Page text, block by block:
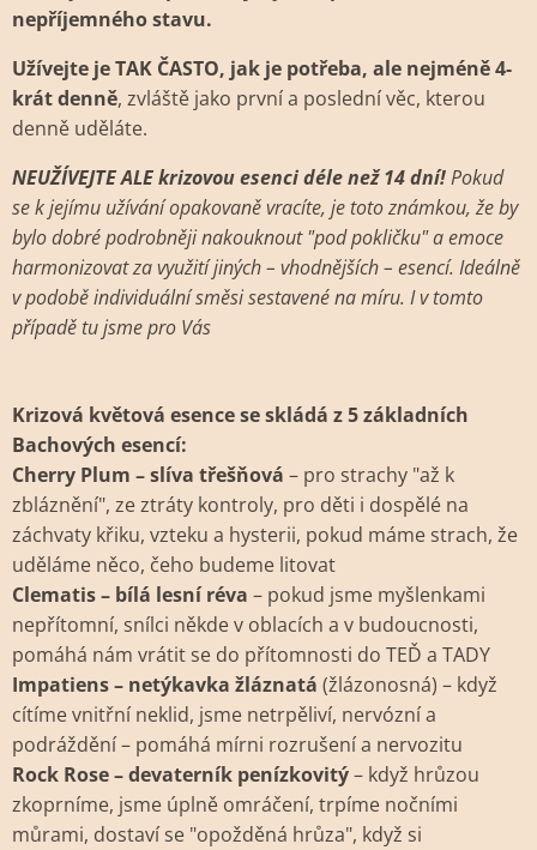
nepříjemného stavu.
Užívejte je TAK ČASTO, jak je potřeba, ale nejméně 4-
krát denně, zvláště jako první a poslední věc, kterou
denně uděláte.
NEUŽÍVEJTE ALE krizovou esenci déle než 14 dní!Pokud
se k jejímu užívání opakovaně vracíte, je toto známkou, že by
bylo dobré podrobněji nakouknout "pod pokličku" a emoce
harmonizovat za využití jiných – vhodnějších – esencí. Ideálně
v podobě individuální směsi sestavené na míru. I v tomto
případě tu jsme pro Vás
Krizová květová esence se skládá z 5 základních
Bachových esencí:
Cherry Plum – slíva třešňová – pro strachy "až k
zbláznění", ze ztráty kontroly, pro děti i dospělé na
záchvaty křiku, vzteku a hysterii, pokud máme strach, že
uděláme něco, čeho budeme litovat
Clematis – bílá lesní réva – pokud jsme myšlenkami
nepřítomní, snílci někde v oblacích a v budoucnosti,
pomáhá nám vrátit se do přítomnosti do TEĎ a TADY
Impatiens – netýkavka žláznatá (žlázonosná) – když
cítíme vnitřní neklid, jsme netrpěliví, nervózní a
podráždění – pomáhá mírni rozrušení a nervozitu
Rock Rose – devaterník penízkovitý– když hrůzou
zkoprníme, jsme úplně omráčení, trpíme nočními
můrami, dostaví se "opožděná hrůza", když si